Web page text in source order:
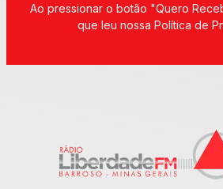
Ao pressionar o botão "Quero
que leu nossa Política de